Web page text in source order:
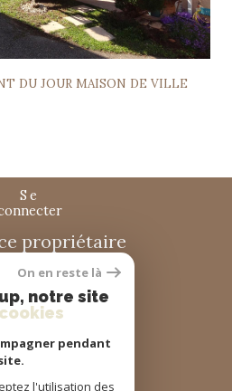
DU JOUR MAISON DE VILLE
se
propriétaire
nous
suivre
adhérons
On en reste là
notre site
pendant
l'utilisation des